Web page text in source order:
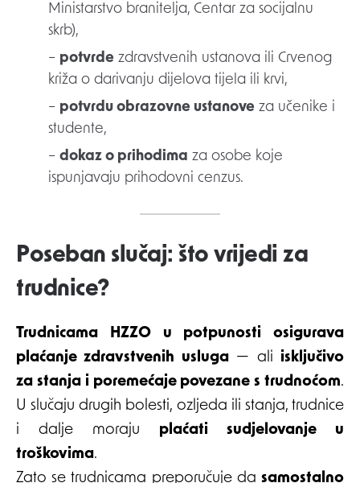
Ministarstvo branitelja, Centar za socijalnu
skrb),
– potvrde zdravstvenih ustanova ili Crvenog
križa o darivanju dijelova tijela ili krvi,
– potvrdu obrazovne ustanove za učenike i
studente,
– dokaz o prihodima za osobe koje
ispunjavaju prihodovni cenzus.
Poseban slučaj: što vrijedi za
trudnice?
Trudnicama HZZO u potpunosti osigurava
plaćanje zdravstvenih usluga— ali isključivo
za stanja i poremećaje povezane s trudnoćom.
U slučaju drugih bolesti, ozljeda ili stanja, trudnice
i dalje moraju plaćati sudjelovanje u
troškovima.
Zato se trudnicama preporučuje da samostalno